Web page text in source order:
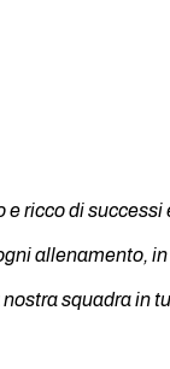
ricco di
allenamento,
squadra in